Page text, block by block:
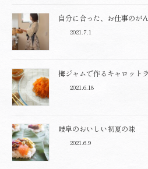
自分に合った、お仕事のが
2021.7.1
梅ジャムで作るキャロット
2021.6.18
岐阜のおいしい初夏の味
2021.6.9